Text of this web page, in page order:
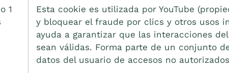
1
Esta cookie es utilizada por YouTube
y bloquear el fraude por clics y otros usos
ayuda a garantizar que las interacciones
sean válidas. Forma parte de un conjunto
datos del usuario de accesos no